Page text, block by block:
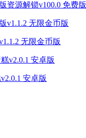
资源解锁v100.0 免费版
无限金币版
安卓版